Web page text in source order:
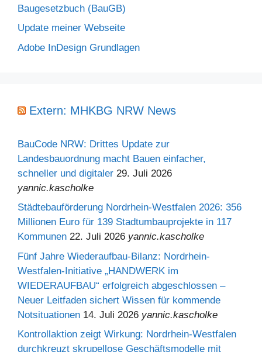
Baugesetzbuch (BauGB)
Update meiner Webseite
Adobe InDesign Grundlagen
Extern: MHKBG NRW News
BauCode NRW: Drittes Update zur
Landesbauordnung macht Bauen einfacher,
schneller und digitaler 29. Juli 2026
yannic.kascholke
Städtebauförderung Nordrhein-Westfalen 2026: 356
Millionen Euro für 139 Stadtumbauprojekte in 117
Kommunen 22. Juli 2026 yannic.kascholke
Fünf Jahre Wiederaufbau-Bilanz: Nordrhein-
Westfalen-Initiative „HANDWERK im
WIEDERAUFBAU“ erfolgreich abgeschlossen –
Neuer Leitfaden sichert Wissen für kommende
Notsituationen 14. Juli 2026 yannic.kascholke
Kontrollaktion zeigt Wirkung: Nordrhein-Westfalen
durchkreuzt skrupellose Geschäftsmodelle mit